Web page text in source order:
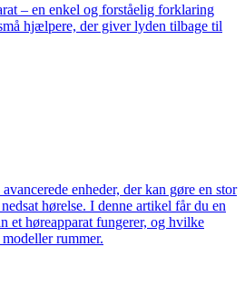
– en enkel og forståelig forklaring
hjælpere, der giver lyden tilbage til
enheder, der kan gøre en stor
hørelse. I denne artikel får du en
et høreapparat fungerer, og hvilke
rummer.